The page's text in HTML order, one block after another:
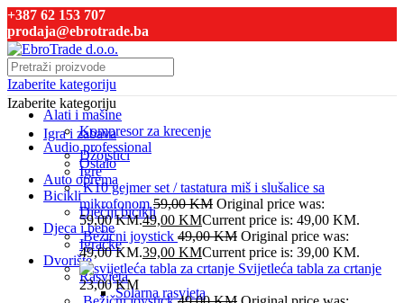
+387 62 153 707
prodaja@ebrotrade.ba
Izaberite kategoriju
Alati i mašine
Kompresor za krecenje
Audio professional
Ostalo
Auto oprema
Bicikli
Dječiji bicikli
Djeca i bebe
Igračke
Dvorište
Rasvjeta
Solarna rasvjeta
Izaberite kategoriju
Igra i zabava
Džojstici
Igre
K10 gejmer set / tastatura miš i slušalice sa
mikrofonom59,00KM Original price was:
59,00 KM.49,00 KMCurrent price is: 49,00 KM.
Bežični joystick 49,00KM Original price was:
49,00 KM.39,00 KMCurrent price is: 39,00 KM.
Svijetleća tabla za crtanje
23,00KM